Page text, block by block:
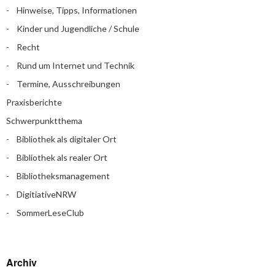
Hinweise, Tipps, Informationen
Kinder und Jugendliche / Schule
Recht
Rund um Internet und Technik
Termine, Ausschreibungen
Praxisberichte
Schwerpunktthema
Bibliothek als digitaler Ort
Bibliothek als realer Ort
Bibliotheksmanagement
DigitiativeNRW
SommerLeseClub
Archiv